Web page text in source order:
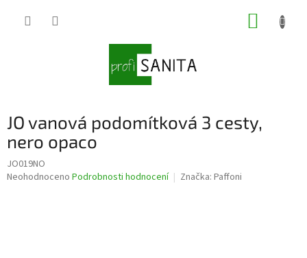
JO vanová podomítková 3 cesty,
nero opaco
JO019NO
Průměrné
Neohodnoceno Podrobnosti hodnocení Značka: Paffoni